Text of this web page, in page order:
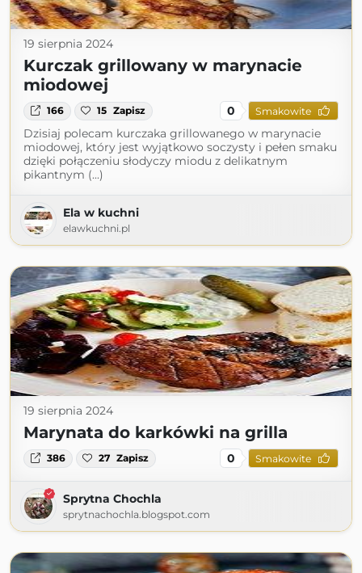
19 sierpnia 2024
Kurczak grillowany w marynacie
miodowej
166 15 Zapisz 0 Smakowite
Dzisiaj polecam kurczaka grillowanego w marynacie
miodowej, który jest wyjątkowo soczysty i pełen smaku
dzięki połączeniu słodyczy miodu z delikatnym
pikantnym (...)
Ela w kuchni
elawkuchni.pl
19 sierpnia 2024
Marynata do karkówki na grilla
386 27 Zapisz 0 Smakowite
Sprytna Chochla
sprytnachochla.blogspot.com